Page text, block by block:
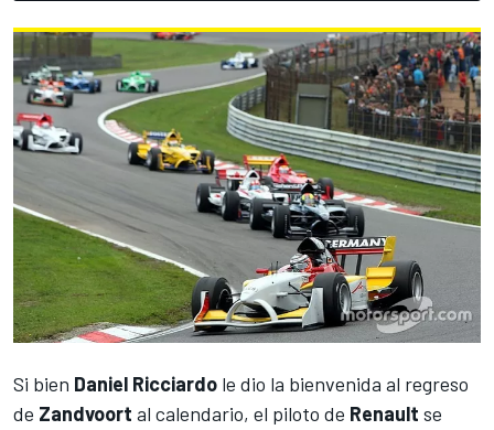
Si bien Daniel Ricciardo le dio la bienvenida al regreso
de Zandvoort al calendario, el piloto de Renault se